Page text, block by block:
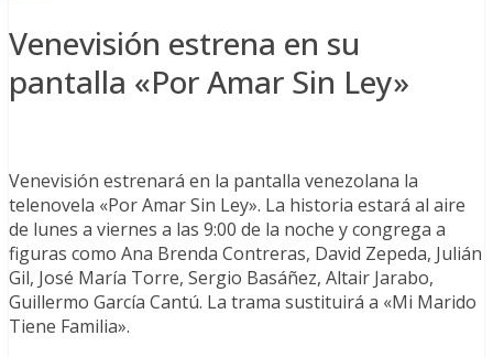
Venevisión estrena en su
pantalla «Por Amar Sin Ley»
Venevisión estrenará en la pantalla venezolana la
telenovela «Por Amar Sin Ley». La historia estará al aire
de lunes a viernes a las 9:00 de la noche y congrega a
figuras como Ana Brenda Contreras, David Zepeda, Julián
Gil, José María Torre, Sergio Basáñez, Altair Jarabo,
Guillermo García Cantú. La trama sustituirá a «Mi Marido
Tiene Familia».